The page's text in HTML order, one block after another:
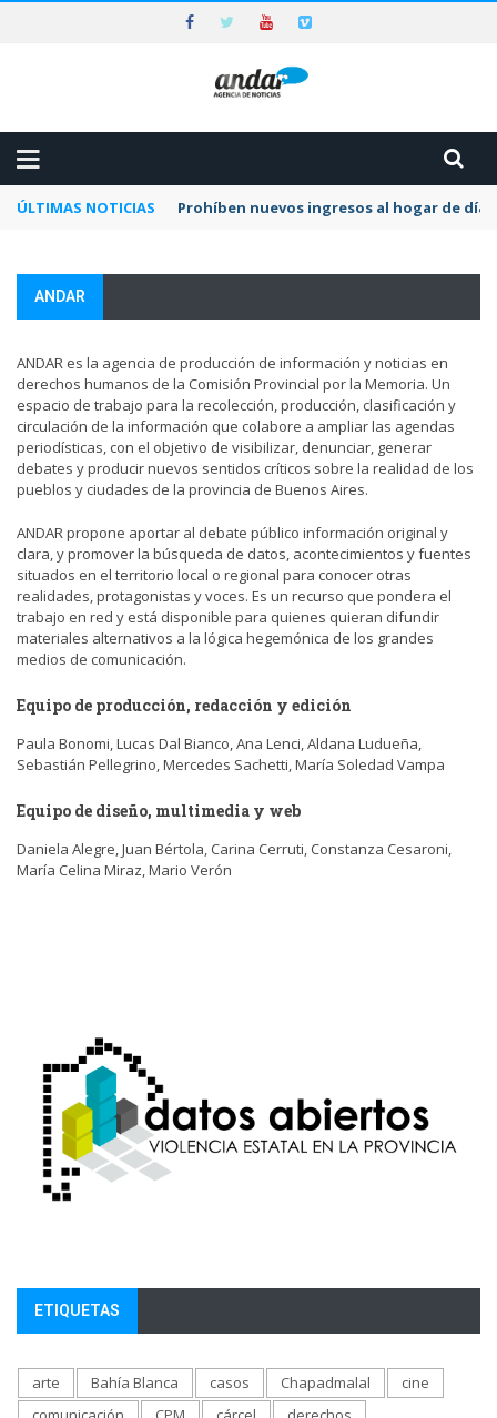
ÚLTIMAS NOTICIAS Prohíben nuevos ingresos al hogar de día
ANDAR
ANDAR es la agencia de producción de información y noticias en
derechos humanos de la Comisión Provincial por la Memoria. Un
espacio de trabajo para la recolección, producción, clasificación y
circulación de la información que colabore a ampliar las agendas
periodísticas, con el objetivo de visibilizar, denunciar, generar
debates y producir nuevos sentidos críticos sobre la realidad de los
pueblos y ciudades de la provincia de Buenos Aires.
ANDAR propone aportar al debate público información original y
clara, y promover la búsqueda de datos, acontecimientos y fuentes
situados en el territorio local o regional para conocer otras
realidades, protagonistas y voces. Es un recurso que pondera el
trabajo en red y está disponible para quienes quieran difundir
materiales alternativos a la lógica hegemónica de los grandes
medios de comunicación.
Equipo de producción, redacción y edición
Paula Bonomi, Lucas Dal Bianco, Ana Lenci, Aldana Ludueña,
Sebastián Pellegrino, Mercedes Sachetti, María Soledad Vampa
Equipo de diseño, multimedia y web
Daniela Alegre, Juan Bértola, Carina Cerruti, Constanza Cesaroni,
María Celina Miraz, Mario Verón
ETIQUETAS
arte Bahía Blanca casos Chapadmalal
cine